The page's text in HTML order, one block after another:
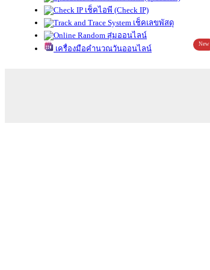
เช็คไอพี (Check IP)
เช็คเลขพัสดุ
สุ่มออนไลน์
เครื่องมือคำนวณวันออนไลน์
New